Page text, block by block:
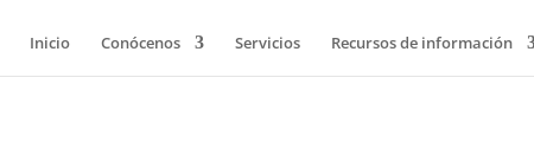
Inicio Conócenos Servicios Recursos de información